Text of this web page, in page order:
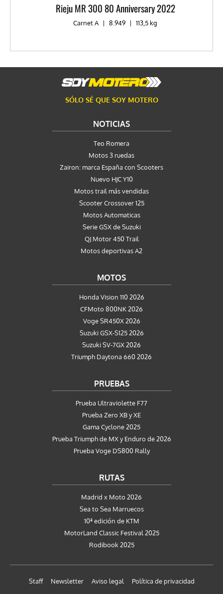
Rieju MR 300 80 Anniversary 2022
Carnet A | 8.949 | 113,5 kg
SÓLO SÉ QUE SOY MOTERO
NOTICIAS
Teo Romera
Motos 3 ruedas
Zairon: marca España con Scooters
Nuevo HJC Y10
Motos trail más vendidas
Scooter Crossover 125
Motos Automaticas
Serie GSX de Suzuki
QJ Motor 450 Trail
Motos deportivas A2
MOTOS
Honda Vision 110 2026
CFMoto 800NK 2026
Voge SR450X 2026
Suzuki GSX-S125 2026
Suzuki SV-7GX 2026
Triumph Daytona 660 2026
PRUEBAS
Prueba Ultraviolette F77
Prueba Zero XB y XE
Gama Cyclone 2025
Prueba Triumph de MX y Enduro de 2026
Prueba Voge DS800 Rally
RUTAS
Madrid x Moto 2026
Sea to Sea Marruecos
10ª edición de KTM
MotorLand Classic Festival 2025
Rodibook 2025
Staff Newsletter Aviso legal
Política de privacidad